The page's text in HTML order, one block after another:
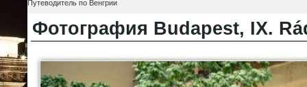
Путеводитель по Венгрии
Фотография Budapest, IX.